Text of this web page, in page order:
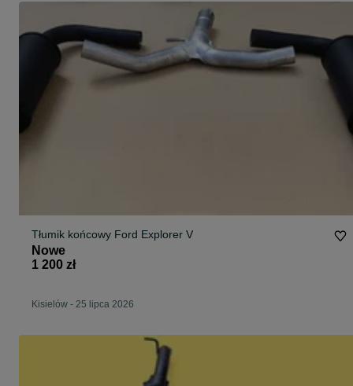
Tłumik końcowy Ford Explorer V
Nowe
1 200 zł
Kisielów - 25 lipca 2026